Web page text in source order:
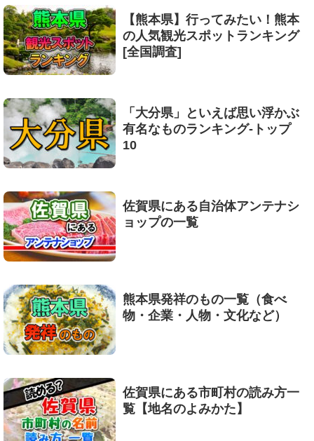
【熊本県】行ってみたい！熊本
の人気観光スポットランキング
[全国調査]
「大分県」といえば思い浮かぶ
有名なものランキング-トップ
10
佐賀県にある自治体アンテナシ
ョップの一覧
熊本県発祥のもの一覧（食べ
物・企業・人物・文化など）
佐賀県にある市町村の読み方一
覧【地名のよみかた】